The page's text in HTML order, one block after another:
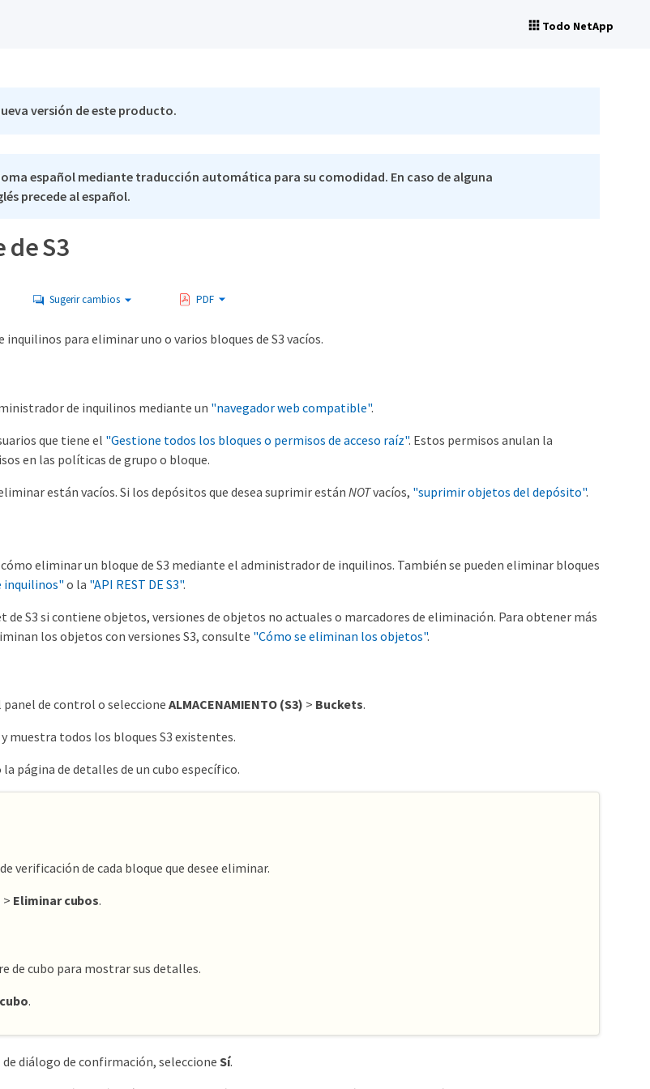
Todo NetApp
versión de este producto.
español mediante traducción automática para su comodidad. En caso de alguna
precede al español.
S3
Sugerir cambios PDF
inquilinos para eliminar uno o varios bloques de S3 vacíos.
de inquilinos mediante un "navegador web compatible".
que tiene el "Gestione todos los bloques o permisos de acceso raíz". Estos permisos anulan la
en las políticas de grupo o bloque.
están vacíos. Si los depósitos que desea suprimir están NOTvacíos, "suprimir objetos del depósito".
eliminar un bloque de S3 mediante el administrador de inquilinos. También se pueden eliminar bloques
inquilinos" o la "API REST DE S3".
de S3 si contiene objetos, versiones de objetos no actuales o marcadores de eliminación. Para obtener más
los objetos con versiones S3, consulte "Cómo se eliminan los objetos".
panel de control o seleccioneALMACENAMIENTO (S3) > Buckets.
muestra todos los bloques S3 existentes.
la página de detalles de un cubo específico.
verificación de cada bloque que desee eliminar.
> Eliminar cubos.
de cubo para mostrar sus detalles.
.
de diálogo de confirmación, seleccione Sí.